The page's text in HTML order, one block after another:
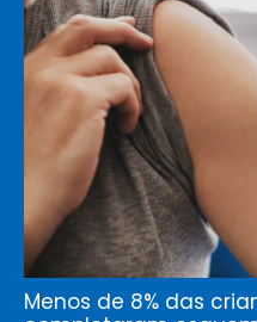
Menos de 8% das